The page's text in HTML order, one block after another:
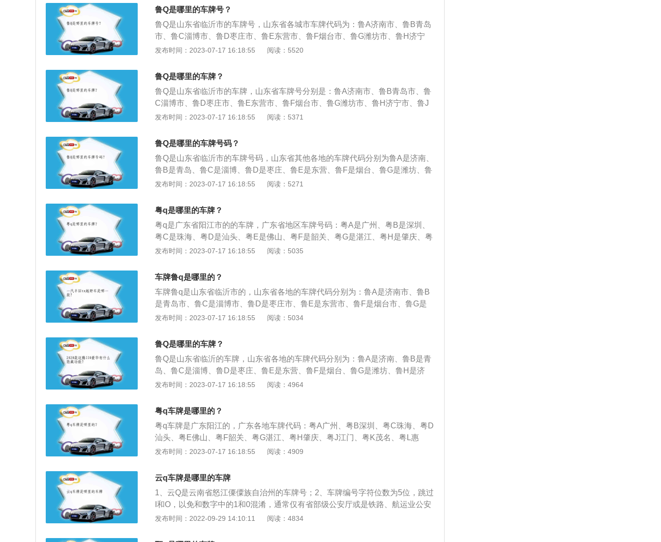
代表军牌、警牌；2、蓝色代表普通7座以下的小型车；3、黄色代表普通的大型
车辆；4、黑色代表外企车牌。
鲁Q是哪里的车牌号？
鲁Q是山东省临沂市的车牌号，山东省各城市车牌代码为：鲁A济南市、鲁B青岛
市、鲁C淄博市、鲁D枣庄市、鲁E东营市、鲁F烟台市、鲁G潍坊市、鲁H济宁
市、鲁J泰安市、鲁K威海市、鲁L日照市、鲁M滨州市、鲁N德州市、鲁P聊城
市。牌照是车牌的俗称，是分别悬挂在车子前后的板材，通常使用的材质是铝、
铁皮、塑料或纸质，在上面刻印车子的登记号码、登记地区或其的相关信息。
发布时间：2023-07-17 16:18:55 阅读：5520
鲁Q是哪里的车牌？
鲁Q是山东省临沂市的车牌，山东省车牌号分别是：鲁A济南市、鲁B青岛市、鲁
C淄博市、鲁D枣庄市、鲁E东营市、鲁F烟台市、鲁G潍坊市、鲁H济宁市、鲁J
泰安市、鲁K威海市、鲁L日照市、鲁M滨州市、鲁N德州市、鲁P聊城市、鲁R菏
息登记，其主要作用是通过车牌号可以知道该车辆的所属地区，也可根据车牌号
查到该车辆的主人以及该车辆的登记信息。车牌号第一位是汉字，代表该车户口
所在的省级行政区，为各省、直辖市、自治区的简称。车牌号第二位是英文字
母，代表该车户口所在的地级行政区，为各地级市、地区、自治州、盟的字母代
码。
发布时间：2023-07-17 16:18:55 阅读：5371
鲁Q是哪里的车牌号码？
鲁Q是山东省临沂市的车牌号码，山东省其他各地的车牌代码分别为鲁A是济南、
鲁B是青岛、鲁C是淄博、鲁D是枣庄、鲁E是东营、鲁F是烟台、鲁G是潍坊、鲁
H是济宁、鲁J是泰安、鲁K是威海、鲁L是日照、鲁M是滨州、鲁N是德州、鲁P
各车辆的编号与信息登记，其主要作用是通过牌照可以知道该车辆的所属地区，
也可根据牌照查到该车辆的主人以及该车辆的登记信息。
发布时间：2023-07-17 16:18:55 阅读：5271
粤q是哪里的车牌？
粤q是广东省阳江市的的车牌，广东省地区车牌号码：粤A是广州、粤B是深圳、
粤C是珠海、粤D是汕头、粤E是佛山、粤F是韶关、粤G是湛江、粤H是肇庆、粤
J是江门、粤K是茂名、粤L是惠州、粤M是梅州、粤N是汕尾、粤P是河源、粤Q
云浮、粤X是顺德、粤Y是南海。阳江市位于广东省西南沿海，现辖江城区和阳东
县、阳西县两个县，北同云浮市的罗定市、新兴县及茂名市的信宜市接壤，西接
茂名市的高州市、电白县，南临南海。
发布时间：2023-07-17 16:18:55 阅读：5035
车牌鲁q是哪里的？
车牌鲁q是山东省临沂市的，山东省各地的车牌代码分别为：鲁A是济南市、鲁B
是青岛市、鲁C是淄博市、鲁D是枣庄市、鲁E是东营市、鲁F是烟台市、鲁G是
潍坊市、鲁H是济宁市、鲁J是泰安市、鲁K是威海市、鲁L是日照市、鲁M是滨州
市、鲁U是青岛市、增补鲁V是潍坊市、增补鲁Y是烟台市。车牌俗称牌照，也指
车辆号牌，是分别悬挂在车子前后的板材，通常使用的材质是铝、铁皮、塑料或
纸质，在上面刻印车子的登记号码、登记地区或其他的相关信息。
发布时间：2023-07-17 16:18:55 阅读：5034
鲁Q是哪里的车牌？
鲁Q是山东省临沂的车牌，山东省各地的车牌代码分别为：鲁A是济南、鲁B是青
岛、鲁C是淄博、鲁D是枣庄、鲁E是东营、鲁F是烟台、鲁G是潍坊、鲁H是济
宁、鲁J是泰安、鲁K是威海、鲁L是日照、鲁M是滨州、鲁N是德州、鲁P是聊
鲁W是省直机关、鲁Y是烟台补增。车牌是分别悬挂在车子前后的板材，通常使
用的材质是铝、铁皮、塑料或纸质，在上面刻印车子的登记号码、登记地区或其
他的相关信息。车牌号是标识车辆身份的号牌，其对车的意义就像身份证号对人
一样。
发布时间：2023-07-17 16:18:55 阅读：4964
粤q车牌是哪里的？
粤q车牌是广东阳江的，广东各地车牌代码：粤A广州、粤B深圳、粤C珠海、粤D
汕头、粤E佛山、粤F韶关、粤G湛江、粤H肇庆、粤J江门、粤K茂名、粤L惠
州、粤M梅州、粤N汕尾、粤P河源、粤Q阳江、粤R清远、粤S东莞、粤T中山、
牌第一位是汉字，代表该车户口所在的省级行政区，为各省、直辖市、自治区的
简称。车牌第二位是英文字母，代表该车户口所在的地级行政区，为各地级市、
地区、自治州、盟的字母代码。
发布时间：2023-07-17 16:18:55 阅读：4909
云q车牌是哪里的车牌
1、云Q是云南省怒江傈僳族自治州的车牌号；2、车牌编号字符位数为5位，跳过
I和O，以免和数字中的1和0混淆，通常仅有省部级公安厅或是铁路、航运业公安
机关的车牌号才挂O牌。云南省其他地区车牌代码分别为：云A为昆明、云B为东
族、云H为文山壮族苗、云J为思茅、云L为大理白族、云K为云南西双版纳、云M
发布时间：2022-09-29 14:10:11 阅读：4834